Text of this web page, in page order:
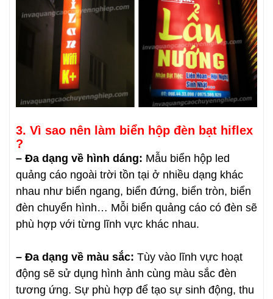
3. Vì sao nên làm biển hộp đèn bạt hiflex
?
– Đa dạng về hình dáng: Mẫu biển hộp led
quảng cáo ngoài trời tồn tại ở nhiều dạng khác
nhau như biển ngang, biển đứng, biển tròn, biển
đèn chuyển hình… Mỗi biển quảng cáo có đèn sẽ
phù hợp với từng lĩnh vực khác nhau.
– Đa dạng về màu sắc: Tùy vào lĩnh vực hoạt
động sẽ sử dụng hình ảnh cùng màu sắc đèn
tương ứng. Sự phù hợp để tạo sự sinh động, thu